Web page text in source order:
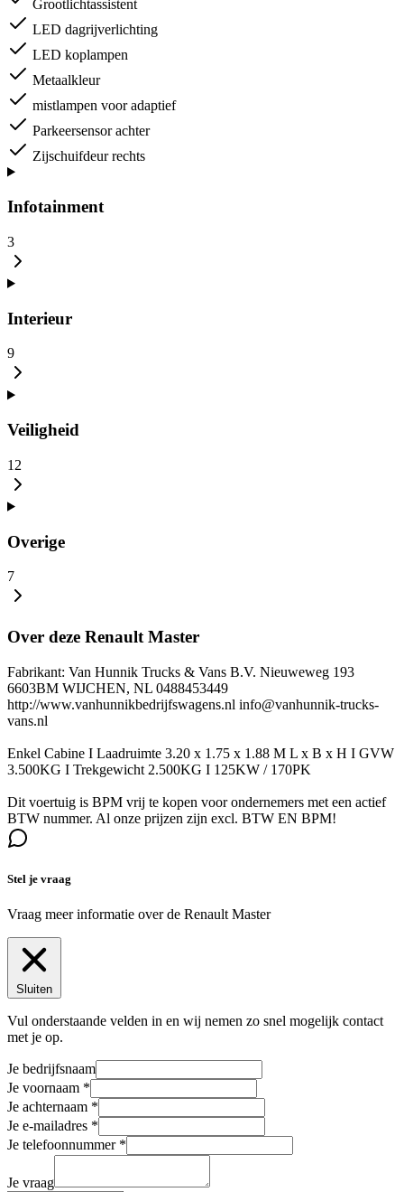
Grootlichtassistent
LED dagrijverlichting
LED koplampen
Metaalkleur
mistlampen voor adaptief
Parkeersensor achter
Zijschuifdeur rechts
Infotainment
3
Interieur
9
Veiligheid
12
Overige
7
Over deze Renault Master
Fabrikant: Van Hunnik Trucks & Vans B.V. Nieuweweg 193
6603BM WIJCHEN, NL 0488453449
http://www.vanhunnikbedrijfswagens.nl info@vanhunnik-trucks-
vans.nl
Enkel Cabine I Laadruimte 3.20 x 1.75 x 1.88 M L x B x H I GVW
3.500KG I Trekgewicht 2.500KG I 125KW / 170PK
Dit voertuig is BPM vrij te kopen voor ondernemers met een actief
BTW nummer. Al onze prijzen zijn excl. BTW EN BPM!
Stel je vraag
Vraag meer informatie over de Renault Master
Sluiten
Vul onderstaande velden in en wij nemen zo snel mogelijk contact
met je op.
Je bedrijfsnaam
Je voornaam
Je achternaam
Je e-mailadres
Je telefoonnummer
Je vraag